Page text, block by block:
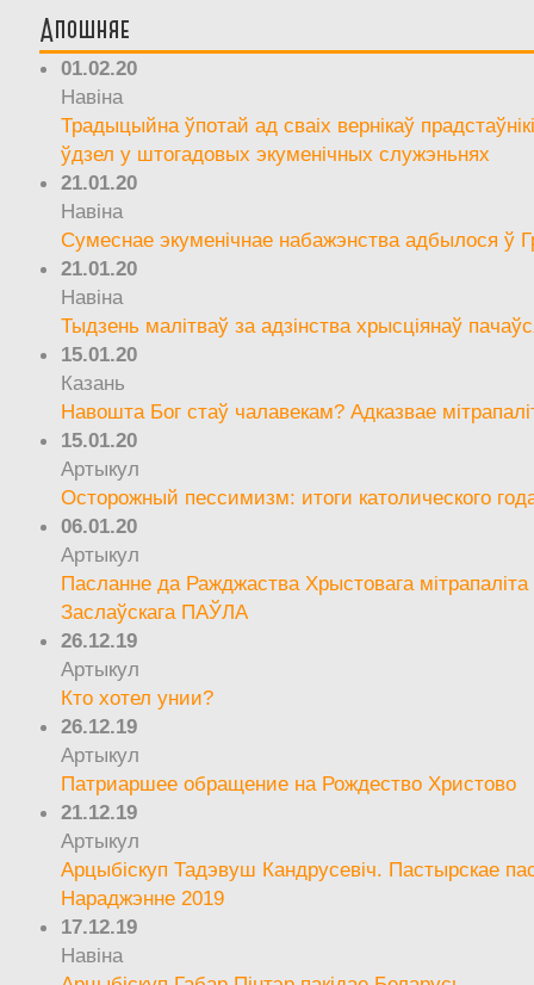
Апошняе
01.02.20
Навіна
Традыцыйна ўпотай ад сваіх вернікаў
ўдзел у штогадовых экуменічных служэньнях
21.01.20
Навіна
Сумеснае экуменічнае набажэнства адбылося ў
21.01.20
Навіна
Тыдзень малітваў за адзінства хрысціянаў
15.01.20
Казань
Навошта Бог стаў чалавекам? Адказвае
15.01.20
Артыкул
Осторожный пессимизм: итоги католического
06.01.20
Артыкул
Пасланне да Ражджаства Хрыстовага мітрапаліта
Заслаўскага ПАЎЛА
26.12.19
Артыкул
Кто хотел унии?
26.12.19
Артыкул
Патриаршее обращение на Рождество Христово
21.12.19
Артыкул
Арцыбіскуп Тадэвуш Кандрусевіч. Пастырскае
Нараджэнне 2019
17.12.19
Навіна